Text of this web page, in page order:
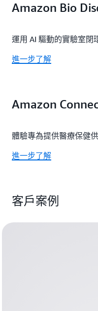
Amazon Bio
運用 AI 驅動的實驗室閉
進一步了解
Amazon
體驗專為提供醫療保健
進一步了解
客戶案例